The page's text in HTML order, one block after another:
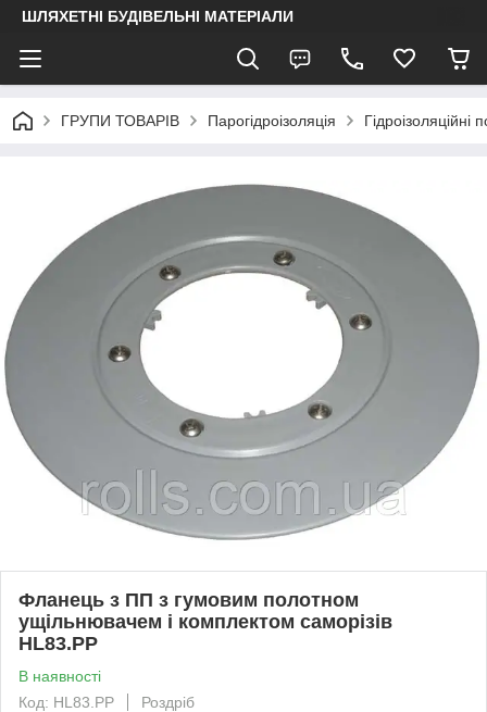
ШЛЯХЕТНІ БУДІВЕЛЬНІ МАТЕРІАЛИ
ГРУПИ ТОВАРІВ Парогідроізоляція Гідроізоляційні
Фланець з ПП з гумовим полотном
ущільнювачем і комплектом саморізів
HL83.PP
В наявності
Код: HL83.PP
Роздріб